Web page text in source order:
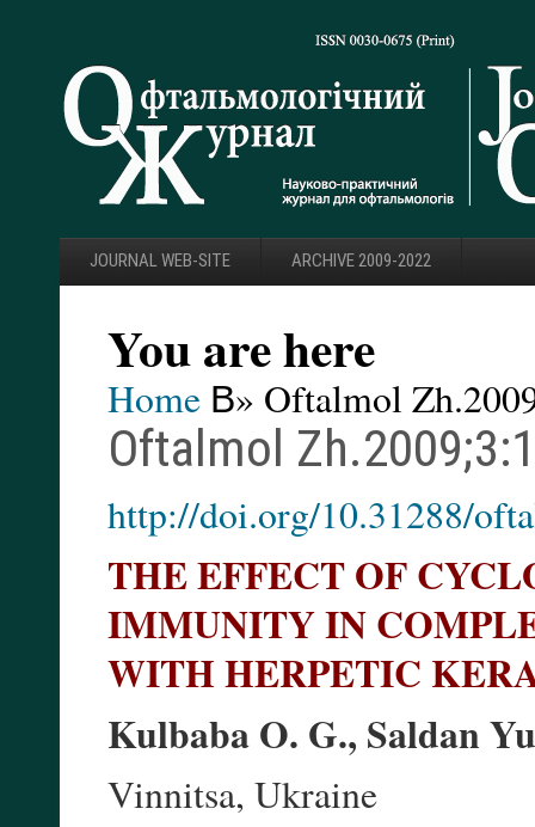
JOURNAL WEB-SITE ARCHIVE 2009-2022
You are here
Home В» Oftalmol
Oftalmol
http://doi.org/10.31288/
THE EFFECT OF
IMMUNITY IN
WITH HERPETIC
Kulbaba O. G., Saldan
Vinnitsa, Ukraine